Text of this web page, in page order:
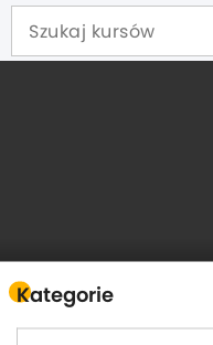
Kategorie